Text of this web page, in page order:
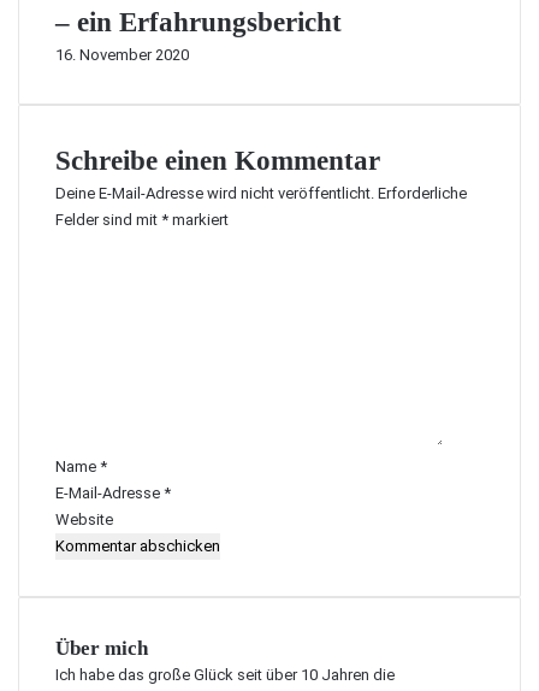
– ein Erfahrungsbericht
16. November 2020
Schreibe einen Kommentar
Deine E-Mail-Adresse wird nicht veröffentlicht. Erforderliche
Felder sind mit * markiert
r
*
Name *
E-Mail-Adresse *
Website
Über mich
Ich habe das große Glück seit über 10 Jahren die